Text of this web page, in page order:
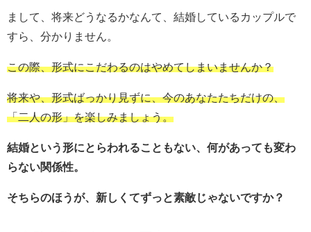
まして、将来どうなるかなんて、結婚しているカップルで
すら、分かりません。
この際、形式にこだわるのはやめてしまいませんか？
将来や、形式ばっかり見ずに、今のあなたたちだけの、
「二人の形」を楽しみましょう。
結婚という形にとらわれることもない、何があっても変わ
らない関係性。
そちらのほうが、新しくてずっと素敵じゃないですか？